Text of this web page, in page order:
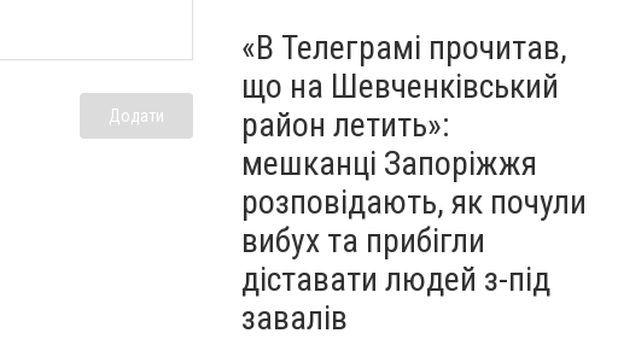
Додати
«В Телеграмі прочитав,
що на Шевченківський
район летить»:
мешканці Запоріжжя
розповідають, як почули
вибух та прибігли
діставати людей з-під
завалів